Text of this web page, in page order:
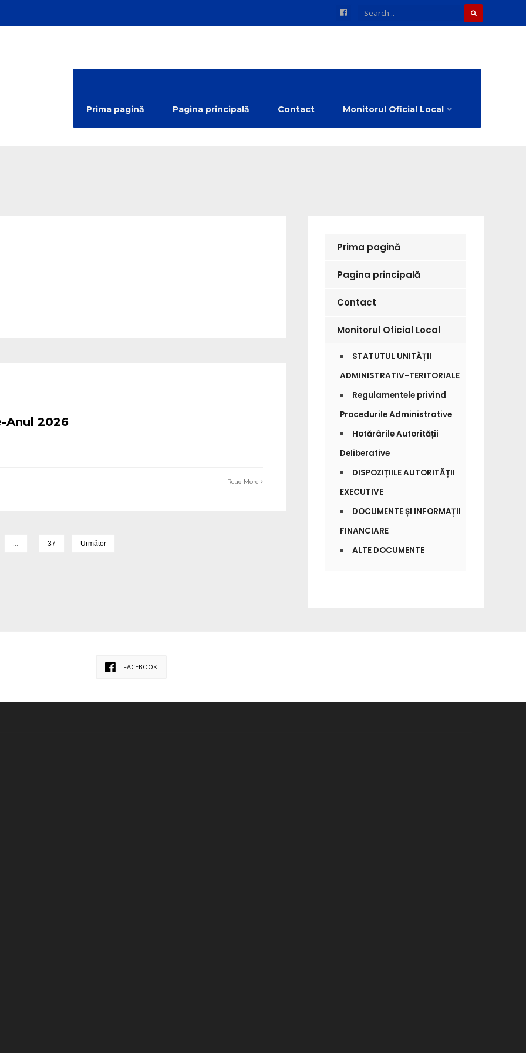
Prima pagină Pagina principală Contact Monitorul Oficial Local
2026
Read More
… 37 Următor
Prima pagină
Pagina principală
Contact
Monitorul Oficial Local
STATUTUL UNITĂȚII
ADMINISTRATIV-TERITORIALE
Regulamentele privind
Procedurile Administrative
Hotărârile Autorității
Deliberative
DISPOZIȚIILE AUTORITĂȚII
EXECUTIVE
DOCUMENTE ȘI INFORMAȚII
FINANCIARE
ALTE DOCUMENTE
FACEBOOK